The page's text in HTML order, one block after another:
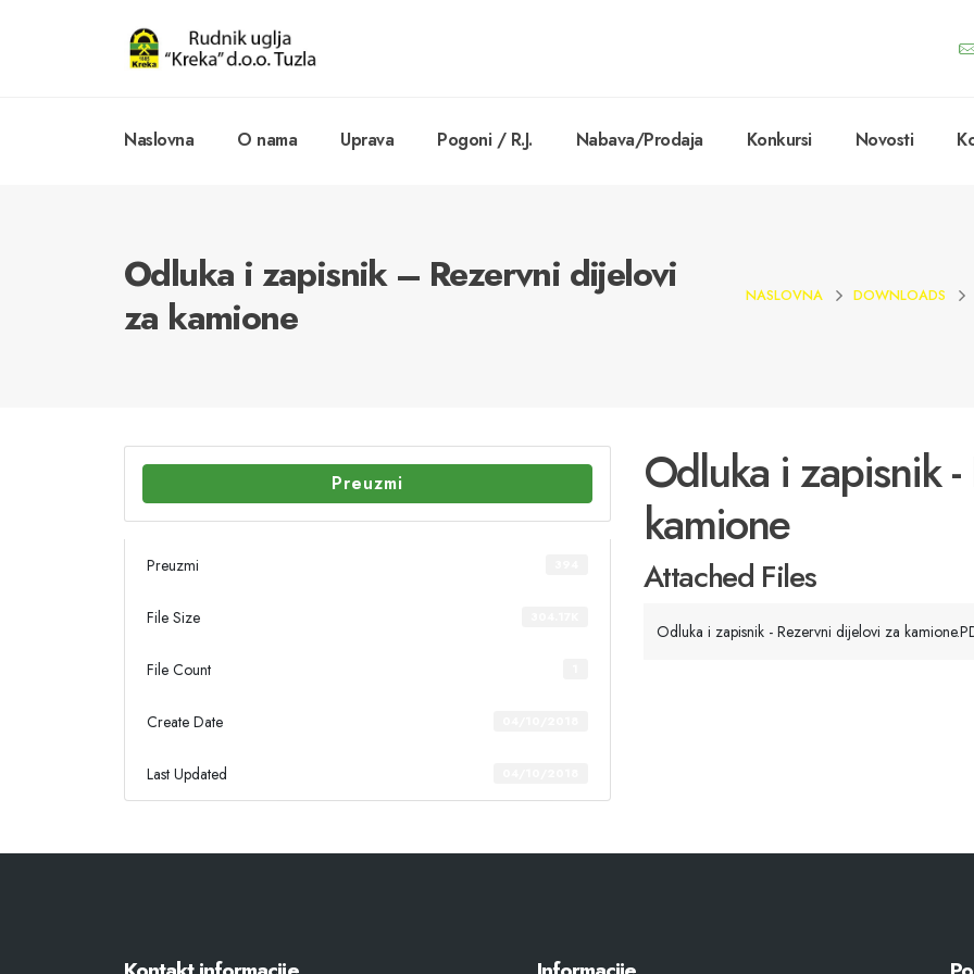
Naslovna O nama Uprava Pogoni / R.J. Nabava/Prodaja Konkursi Novosti
Odluka i zapisnik – Rezervni dijelovi
za kamione
NASLOVNA DOWNLOADS
Preuzmi
Preuzmi
File Size
File Count
Create Date
Last Updated
Odluka i zapisnik
kamione
Attached Files
Odluka i zapisnik - Rezervni dijelovi za